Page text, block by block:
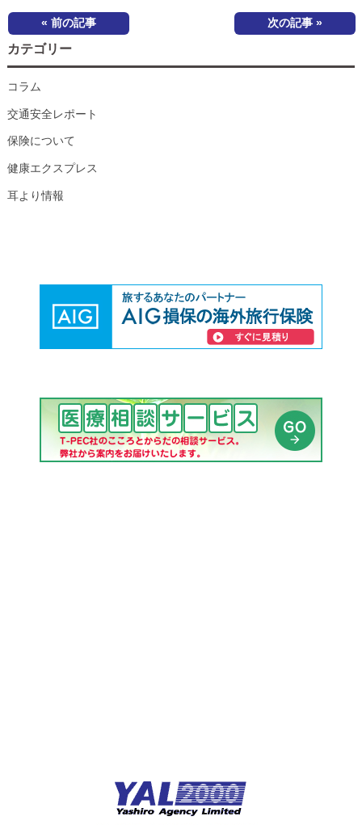
« 前の記事 次の記事 »
カテゴリー
コラム
交通安全レポート
保険について
健康エクスプレス
耳より情報